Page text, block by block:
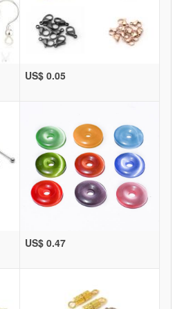
US$ 0.05
US$ 0.47